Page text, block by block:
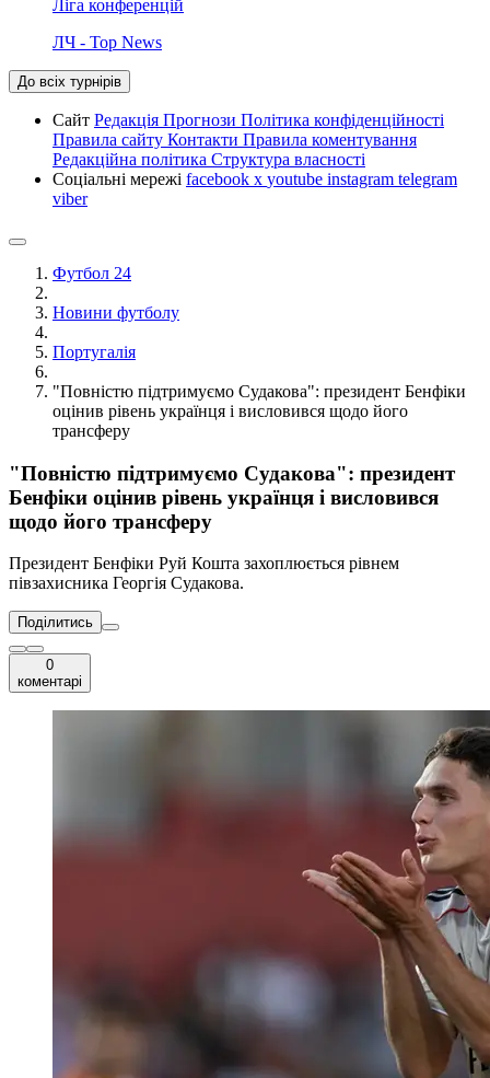
Ліга конференцій
ЛЧ - Top News
До всіх турнірів
Сайт Редакція Прогнози Політика конфіденційності
Правила сайту Контакти Правила коментування
Редакційна політика Структура власності
Соціальні мережі facebook x youtube instagram telegram
viber
Футбол 24
Новини футболу
Португалія
"Повністю підтримуємо Судакова": президент Бенфіки
оцінив рівень українця і висловився щодо його
трансферу
"Повністю підтримуємо Судакова": президент
Бенфіки оцінив рівень українця і висловився
щодо його трансферу
Президент Бенфіки Руй Кошта захоплюється рівнем
півзахисника Георгія Судакова.
Поділитись
0
коментарі